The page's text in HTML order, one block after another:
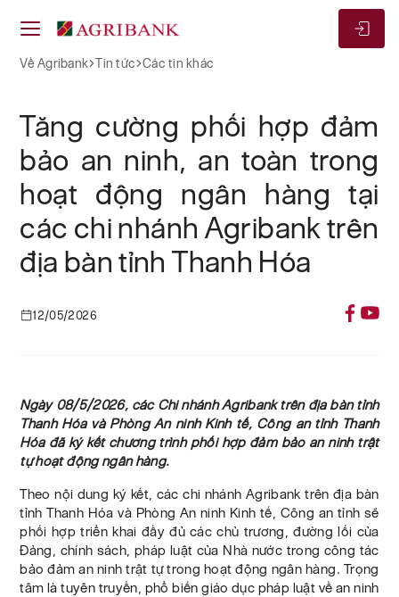
Về Agribank Tin tức Các tin khác
Tăng cường phối hợp đảm
bảo an ninh, an toàn trong
hoạt động ngân hàng tại
các chi nhánh Agribank trên
địa bàn tỉnh Thanh Hóa
12/05/2026
Ngày 08/5/2026, các Chi nhánh Agribank trên địa bàn tỉnh
Thanh Hóa và Phòng An ninh Kinh tế, Công an tỉnh Thanh
Hóa đã ký kết chương trình phối hợp đảm bảo an ninh trật
tự hoạt động ngân hàng.
Theo nội dung ký kết, các chi nhánh Agribank trên địa bàn
tỉnh Thanh Hóa và Phòng An ninh Kinh tế, Công an tỉnh sẽ
phối hợp triển khai đầy đủ các chủ trương, đường lối của
Đảng, chính sách, pháp luật của Nhà nước trong công tác
bảo đảm an ninh trật tự trong hoạt động ngân hàng. Trọng
tâm là tuyên truyền, phổ biến giáo dục pháp luật về an ninh